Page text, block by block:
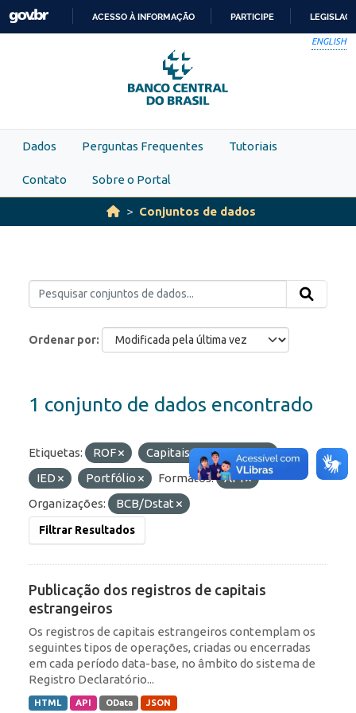
Skip to main content
PARA
O
CONTEÚDO
ACESSO À INFORMAÇÃO PARTICIPE
ENGLISH
Dados Perguntas Frequentes Tutoriais
Contato Sobre o Portal
Conjuntos de dados
Ordenar por
1 conjunto de dados encontrado
Etiquetas: ROF
Capitais Estrangeiros
IED
Portfólio Formatos:
API
Organizações:
BCB/Dstat
Filtrar Resultados
Publicação dos registros de capitais
estrangeiros
Os registros de capitais estrangeiros contemplam os
seguintes tipos de operações, criadas ou encerradas
em cada período data-base, no âmbito do sistema de
Registro Declaratório...
HTML API OData JSON